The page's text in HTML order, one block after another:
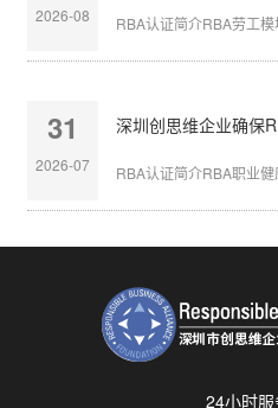
2026-08 RBA认证简介RBA劳工
31
2026-07 RBA认证简介RBA职业
24小时